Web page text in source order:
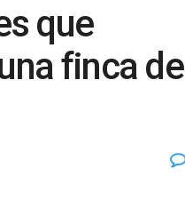
que
finca de